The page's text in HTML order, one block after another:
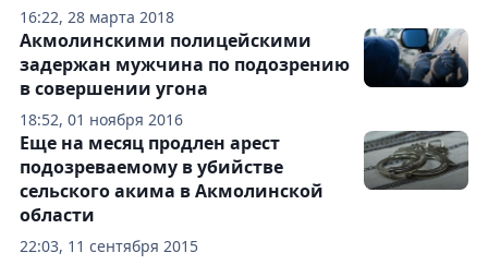
16:22, 28 марта 2018
18:52, 01 ноября 2016
Акмолинскими полицейскими
задержан мужчина по подозрению
в совершении угона
22:03, 11 сентября 2015
Еще на месяц продлен арест
подозреваемому в убийстве
сельского акима в Акмолинской
области